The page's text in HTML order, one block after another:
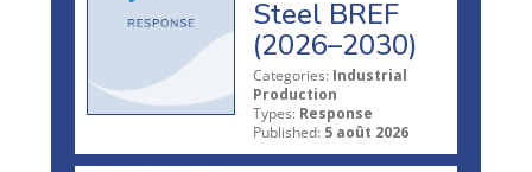
Steel BREF
(2026–2030)
Categories: Industrial
Production
Types: Response
Published: 5 août 2026